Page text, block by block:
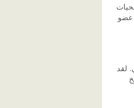
عضو
لقد